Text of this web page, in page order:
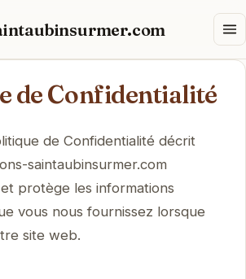
de Confidentialité
de Confidentialité décrit
saintaubinsurmer.com
protège les informations
vous nous fournissez lorsque
site web.